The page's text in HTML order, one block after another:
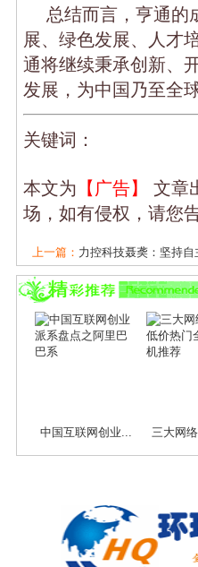
总结而言，亨通的
展、绿色发展、人才
通将继续秉承创新、
发展，为中国乃至全
关键词：
本文为 【广告】
文章
场，如有侵权，请您
上一篇： 力控科技聂䶮：坚持自
下一篇：烽火通信2025年半年
中国互联网创业... 三大网